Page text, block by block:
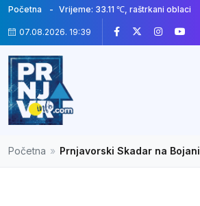
Početna Vrijeme: 33.11 ℃, raštrkani oblaci
07.08.2026. 19:39
Početna » Prnjavorski Skadar na Bojani